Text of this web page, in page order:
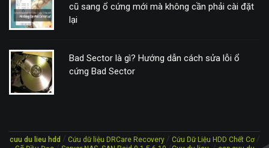
cũ sang ổ cứng mới mà không cần phải cài đặt
lại
Bad Sector là gì? Hướng dẫn cách sửa lỗi ổ
cứng Bad Sector
cuu du lieu hdd / Cứu dữ liệu DRCare Recovery/ Cứu Dữ Liệu HDD Chết Cơ/